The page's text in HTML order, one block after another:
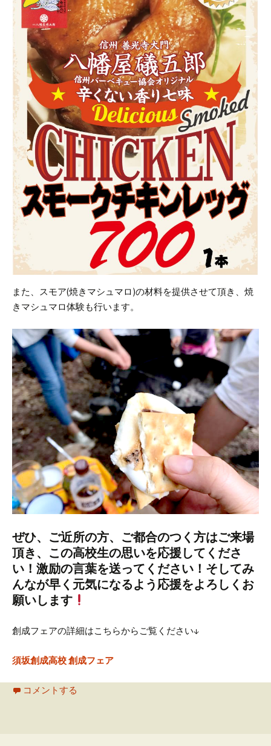
また、スモア(焼きマシュマロ)の材料を提供させて頂き、焼
きマシュマロ体験も行います。
ぜひ、ご近所の方、ご都合のつく方はご来場
頂き、この高校生の思いを応援してくださ
い！激励の言葉を送ってください！ そしてみ
んなが早く元気になるよう応援をよろしくお
願いします
創成フェアの詳細はこちらからご覧ください↓
須坂創成高校 創成フェア
コメントする